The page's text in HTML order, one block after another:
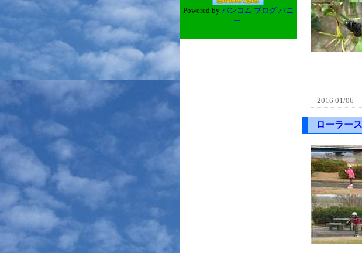
Powered by バンコム ブログ バニ
ー.
2016 01/06
ローラー